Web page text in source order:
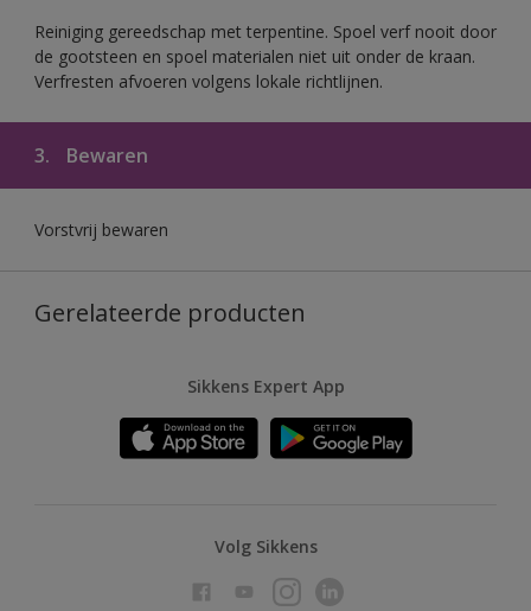
Reiniging gereedschap met terpentine. Spoel verf nooit door
de gootsteen en spoel materialen niet uit onder de kraan.
Verfresten afvoeren volgens lokale richtlijnen.
3. Bewaren
Vorstvrij bewaren
Gerelateerde producten
Sikkens Expert App
Volg Sikkens